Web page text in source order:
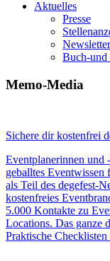
Aktuelles
Presse
Newsletter
Buch-
Memo-Media
Sichere dir kostenfrei
Eventplanerinnen und
geballtes
als Teil des degefest-
kostenfreies
5.000 Kontakte zu
Locations. Das ganze
Praktische